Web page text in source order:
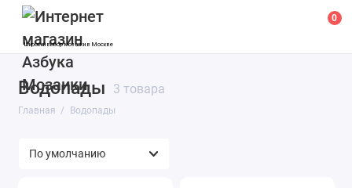
Широкий выбор мозаики в Москве
0
Водопады 3 товара
Главная Водопады